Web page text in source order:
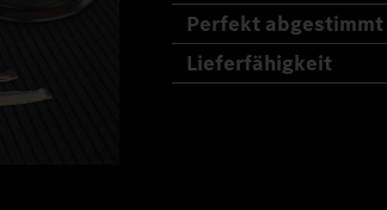
Perfekt abgestimmt
Lieferfähigkeit